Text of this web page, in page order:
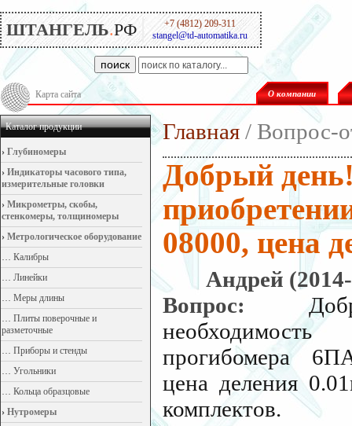
ШТАНГЕЛЬ.РФ
+7 (4812) 209-311
stangel@td-automatika.ru
поиск
Карта сайта О компании
Главная / Вопрос-
Добрый
08000, цена
Андрей
Вопрос:
прогибомера
цена деления
комплектов.
Каталог продукции
› Глубиномеры
› Индикаторы часового типа,
измерительные головки
› Микрометры, скобы,
стенкомеры, толщиномеры
› Метрологическое оборудование
… Калибры
… Линейки
… Меры длины
… Плиты поверочные и
разметочные
… Приборы и стенды
… Угольники
… Кольца образцовые
› Нутромеры